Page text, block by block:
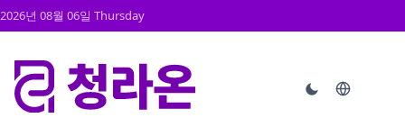
2026년 08월 06일 Thursday